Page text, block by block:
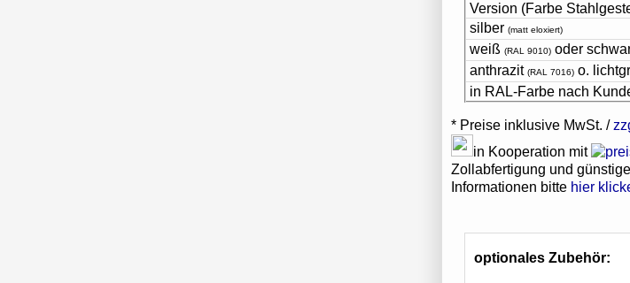
Version (Farbe
silber (matt eloxiert)
weiß (RAL 9010)oder
anthrazit (RAL 7016)o.
in RAL-Farbe nach
* Preise inklusive MwSt. /
in Kooperation mit
Zollabfertigung und
Informationen bitte hier
optionales Zubehör: